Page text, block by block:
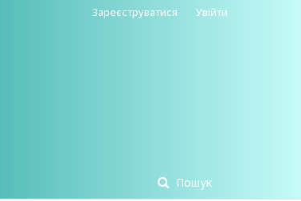
Пошук
Зареєструватися Увійти